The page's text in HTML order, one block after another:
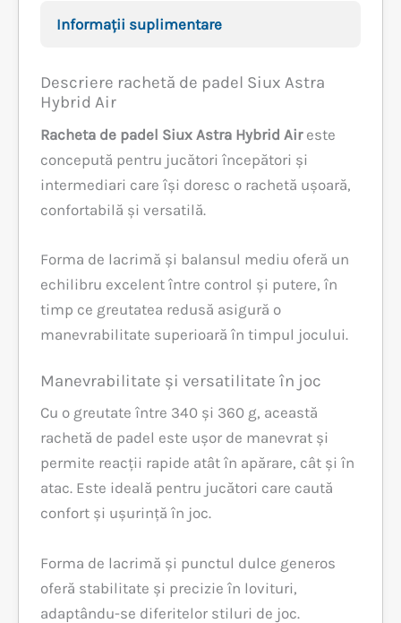
Informații suplimentare
Descriere rachetă de padel Siux Astra
Hybrid Air
Racheta de padel Siux Astra Hybrid Aireste
concepută pentru jucători începători și
intermediari care își doresc o rachetă ușoară,
confortabilă și versatilă.
Forma de lacrimă și balansul mediu oferă un
echilibru excelent între control și putere, în
timp ce greutatea redusă asigură o
manevrabilitate superioară în timpul jocului.
Manevrabilitate și versatilitate în joc
Cu o greutate între 340 și 360 g, această
rachetă de padel este ușor de manevrat și
permite reacții rapide atât în apărare, cât și în
atac. Este ideală pentru jucători care caută
confort și ușurință în joc.
Forma de lacrimă și punctul dulce generos
oferă stabilitate și precizie în lovituri,
adaptându-se diferitelor stiluri de joc.